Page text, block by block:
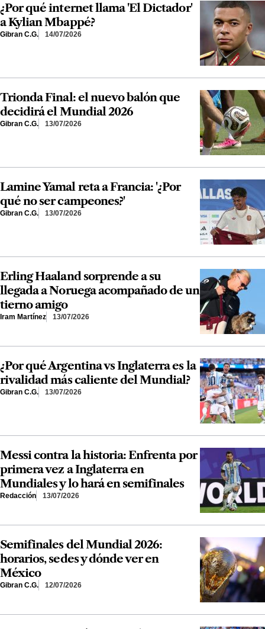
¿Por qué internet llama 'El Dictador'
a Kylian Mbappé?
Gibran C.G. 14/07/2026
Trionda Final: el nuevo balón que
decidirá el Mundial 2026
Gibran C.G. 13/07/2026
Lamine Yamal reta a Francia: '¿Por
qué no ser campeones?'
Gibran C.G. 13/07/2026
Erling Haaland sorprende a su
llegada a Noruega acompañado de un
tierno amigo
Iram Martínez 13/07/2026
¿Por qué Argentina vs Inglaterra es la
rivalidad más caliente del Mundial?
Gibran C.G. 13/07/2026
Messi contra la historia: Enfrenta por
primera vez a Inglaterra en
Mundiales y lo hará en semifinales
Redacción 13/07/2026
Semifinales del Mundial 2026:
horarios, sedes y dónde ver en
México
Gibran C.G. 12/07/2026